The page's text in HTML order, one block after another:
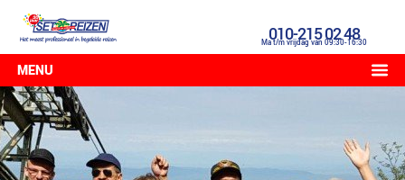
010-215 02 48
Ma t/m vrijdag van 09:30-16:30
MENU